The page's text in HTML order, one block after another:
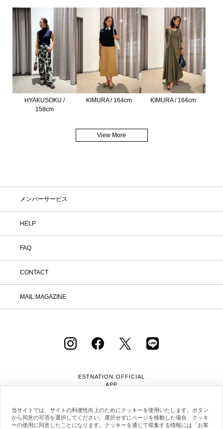
HYAKUSOKU /
158cm
KIMURA / 164cm KIMURA / 164cm
View More
メンバーサービス
HELP
FAQ
CONTACT
MAIL MAGAZINE
ESTNATION OFFICIAL
APP
当サイトでは、サイトの利便性向上のためにクッキーを使用いたします。ボタン
から同意の可否を選択してください。選択せずにページを移動した場合、クッキ
ーの使用に同意したことになります。クッキーを通じて収集する情報には「お客